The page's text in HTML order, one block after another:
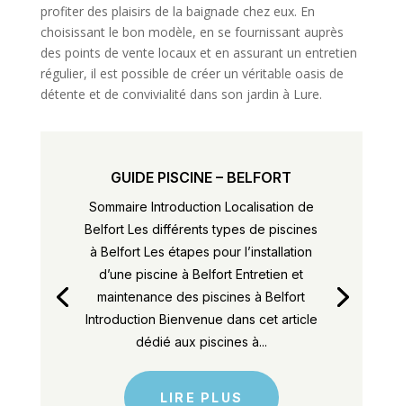
profiter des plaisirs de la baignade chez eux. En
choisissant le bon modèle, en se fournissant auprès
des points de vente locaux et en assurant un entretien
régulier, il est possible de créer un véritable oasis de
détente et de convivialité dans son jardin à Lure.
GUIDE PISCINE – BELFORT
Sommaire Introduction Localisation de
Belfort Les différents types de piscines
à Belfort Les étapes pour l’installation
d’une piscine à Belfort Entretien et
maintenance des piscines à Belfort
Introduction Bienvenue dans cet article
dédié aux piscines à...
LIRE PLUS